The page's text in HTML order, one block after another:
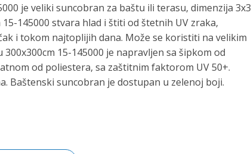
je veliki suncobran za baštu ili terasu, dimenzija 3x3
145000 stvara hlad i štiti od štetnih UV zraka,
i tokom najtoplijih dana. Može se koristiti na velikim
15-145000 je napravljen sa šipkom od
od poliestera, sa zaštitnim faktorom UV 50+.
Baštenski suncobran je dostupan u zelenoj boji.